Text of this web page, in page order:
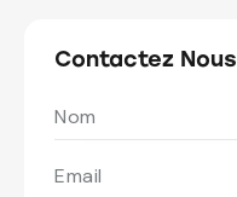
Contactez Nous